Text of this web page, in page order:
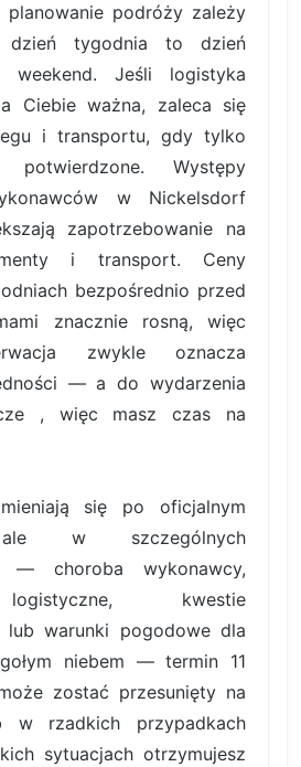
podróży zależy
tygodnia to dzień
weekend. Jeśli logistyka
Ciebie ważna, zaleca się
i transportu, gdy tylko
Występy
w Nickelsdorf
zapotrzebowanie na
i transport. Ceny
bezpośrednio przed
znacznie rosną, więc
zwykle oznacza
— a do wydarzenia
, więc masz czas na
się po oficjalnym
ale w szczególnych
— choroba wykonawcy,
kwestie
lub warunki pogodowe dla
niebem — termin 11
zostać przesunięty na
w rzadkich przypadkach
sytuacjach otrzymujesz